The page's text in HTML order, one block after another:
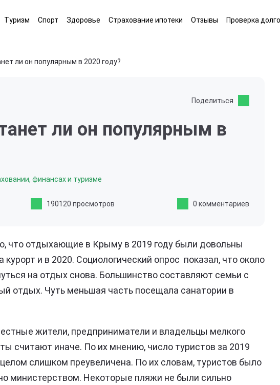
Туризм Спорт Здоровье Страхование ипотеки Отзывы Проверка
ли он популярным в 2020 году?
Поделиться
ли он популярным в
финансах и туризме
190120 просмотров 0 комментариев
что отдыхающие в Крыму в 2019 году были довольны
и в 2020. Социологический опрос показал, что около
на отдых снова. Большинство составляют семьи с
отдых. Чуть меньшая часть посещала санатории в
жители, предприниматели и владельцы мелкого
считают иначе. По их мнению, число туристов за 2019
слишком преувеличена. По их словам, туристов было
министерством. Некоторые пляжи не были сильно